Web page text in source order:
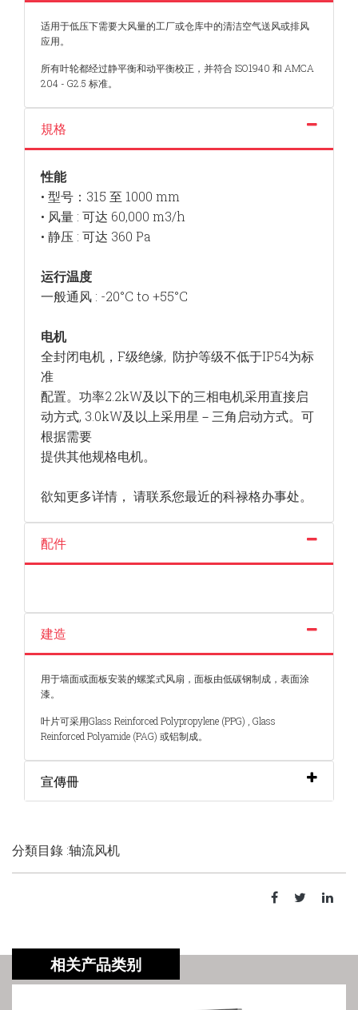
适用于低压下需要大风量的工厂或仓库中的清洁空气送风或排风
应用。
所有叶轮都经过静平衡和动平衡校正，并符合 ISO1940 和 AMCA
204 - G2.5 标准。
規格
性能
• 型号：315 至 1000 mm
• 风量 : 可达 60,000 m3/h
• 静压 : 可达 360 Pa
运行温度
一般通风 : -20°C to +55°C
电机
全封闭电机，F级绝缘, 防护等级不低于IP54为标
准
配置。功率2.2kW及以下的三相电机采用直接启
动方式, 3.0kW及以上采用星－三角启动方式。可
根据需要
提供其他规格电机。
欲知更多详情， 请联系您最近的科禄格办事处。
配件
建造
用于墙面或面板安装的螺桨式风扇，面板由低碳钢制成，表面涂
漆。
叶片可采用Glass Reinforced Polypropylene (PPG) , Glass
Reinforced Polyamide (PAG) 或铝制成。
宣傳冊
分類目錄 :轴流风机
相关产品类别